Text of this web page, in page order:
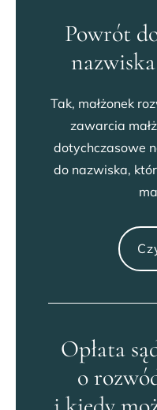
Powrót
Tak, małżonek
zawarcia
dotychczasowe
do nazwiska,
Opłata
o